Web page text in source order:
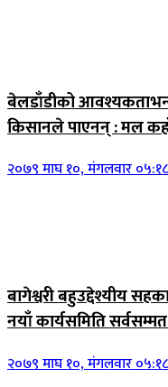
बेलडाँडीको
किसानले पाएनन् : मल
२०७९ माघ १०, मंगलवार ०५:१८
बागेश्वरी बहुउद्देश्यीय
नयाँ कार्यसमिति
२०७९ माघ १०, मंगलवार ०५:१८